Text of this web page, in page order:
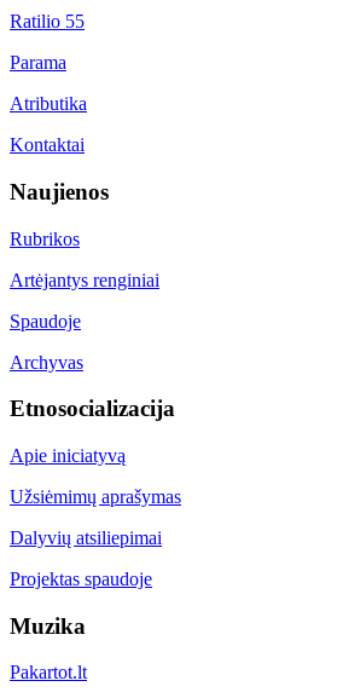
Ratilio 55
Parama
Atributika
Kontaktai
Naujienos
Rubrikos
Artėjantys renginiai
Spaudoje
Archyvas
Etnosocializacija
Apie iniciatyvą
Užsiėmimų aprašymas
Dalyvių atsiliepimai
Projektas spaudoje
Muzika
Pakartot.lt